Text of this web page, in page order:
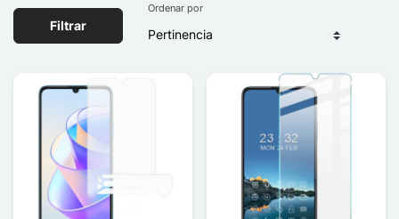
Filtrar
Ordenar por